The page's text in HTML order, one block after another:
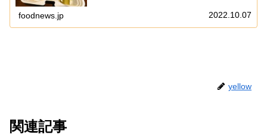
みたいな感じで、わりと美味しいハンバーガー屋さ
foodnews.jp 2022.10.07
yellow
関連記事